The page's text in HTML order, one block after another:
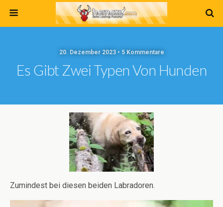
20. Dezember 2023 • 5 Kommentare
Es Gibt Zwei Typen Von Hunden
Zumindest bei diesen beiden Labradoren.